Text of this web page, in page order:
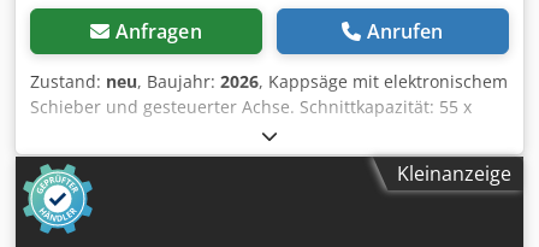
Anfragen Anrufen
Zustand: neu, Baujahr: 2026, Kappsäge mit elektronischem
Schieber und gesteuerter Achse. Schnittkapazität: 55 x
360, 80 x 340, 95 x 325, 125 x 295, 135 x 280 mm
Mindestdicke des Werkstücks mm.10 Arbeitstisch um 8°
geneigt Technische Eigenschaften des Schneidwerks:
Pneumatische Aufwärtssäge TR500 Motorleistung 10 PS
(7,5 kW), Volt 400/50 Hz. TCT Blattdurchmesser 500 mm.,
Kleinanzeige